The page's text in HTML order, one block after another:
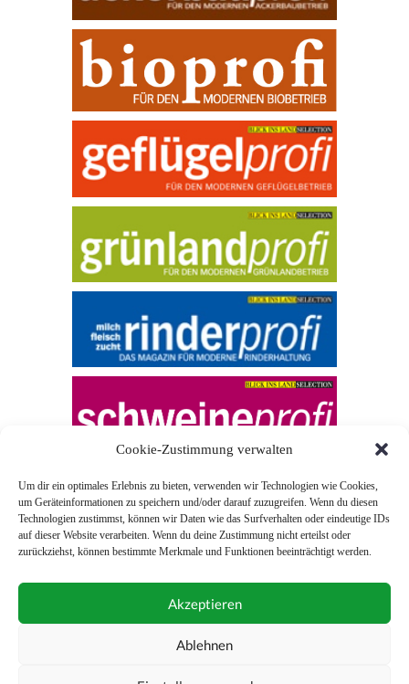
Cookie-Zustimmung verwalten
Um dir ein optimales Erlebnis zu bieten, verwenden wir Technologien wie Cookies,
um Geräteinformationen zu speichern und/oder darauf zuzugreifen. Wenn du diesen
Technologien zustimmst, können wir Daten wie das Surfverhalten oder eindeutige IDs
auf dieser Website verarbeiten. Wenn du deine Zustimmung nicht erteilst oder
zurückziehst, können bestimmte Merkmale und Funktionen beeinträchtigt werden.
Akzeptieren
Ablehnen
© 2026 Blick ins Land
Unterstützt durch
0043 (0)1 581 28 90 0